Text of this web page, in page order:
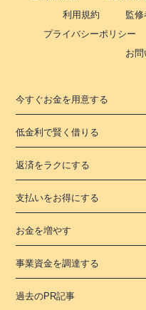
利用規約
監修
プライバシーポリシー
お
今すぐお金を用意する
低金利で賢く借りる
返済をラクにする
支払いをお得にする
お金を増やす
事業資金を調達する
過去のPR記事